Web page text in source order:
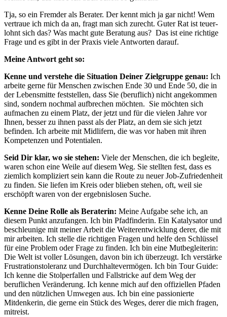
Tja, so ein Fremder als Berater. Der kennt mich ja gar nicht! Wem
vertraue ich mich da an, fragt man sich zurecht. Guter Rat ist teuer-
lohnt sich das? Was macht gute Beratung aus? Das ist eine richtige
Frage und es gibt in der Praxis viele Antworten darauf.
Meine Antwort geht so:
Kenne und verstehe die Situation Deiner Zielgruppe genau: Ich
arbeite gerne für Menschen zwischen Ende 30 und Ende 50, die in
der Lebensmitte feststellen, dass Sie (beruflich) nicht angekommen
sind, sondern nochmal aufbrechen möchten. Sie möchten sich
aufmachen zu einem Platz, der jetzt und für die vielen Jahre vor
Ihnen, besser zu ihnen passt als der Platz, an dem sie sich jetzt
befinden. Ich arbeite mit Midlifern, die was vor haben mit ihren
Kompetenzen und Potentialen.
Seid Dir klar, wo sie stehen: Viele der Menschen, die ich begleite,
waren schon eine Weile auf diesem Weg. Sie stellten fest, dass es
ziemlich kompliziert sein kann die Route zu neuer Job-Zufriedenheit
zu finden. Sie liefen im Kreis oder blieben stehen, oft, weil sie
erschöpft waren von der ergebnislosen Suche.
Kenne Deine Rolle als Beraterin: Meine Aufgabe sehe ich, an
diesem Punkt anzufangen. Ich bin Pfadfinderin. Ein Katalysator und
beschleunige mit meiner Arbeit die Weiterentwicklung derer, die mit
mir arbeiten. Ich stelle die richtigen Fragen und helfe den Schlüssel
für eine Problem oder Frage zu finden. Ich bin eine Mutbegleiterin:
Die Welt ist voller Lösungen, davon bin ich überzeugt. Ich verstärke
Frustrationstoleranz und Durchhaltevermögen. Ich bin Tour Guide:
Ich kenne die Stolperfallen und Fallstricke auf dem Weg der
beruflichen Veränderung. Ich kenne mich auf den offiziellen Pfaden
und den nützlichen Umwegen aus. Ich bin eine passionierte
Mitdenkerin, die gerne ein Stück des Weges, derer die mich fragen,
mitreist.